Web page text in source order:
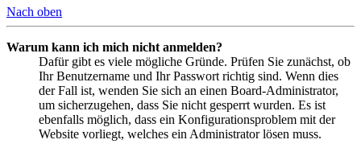
Nach oben
Warum kann ich mich nicht anmelden?
Dafür gibt es viele mögliche Gründe. Prüfen Sie zunächst, ob
Ihr Benutzername und Ihr Passwort richtig sind. Wenn dies
der Fall ist, wenden Sie sich an einen Board-Administrator,
um sicherzugehen, dass Sie nicht gesperrt wurden. Es ist
ebenfalls möglich, dass ein Konfigurationsproblem mit der
Website vorliegt, welches ein Administrator lösen muss.